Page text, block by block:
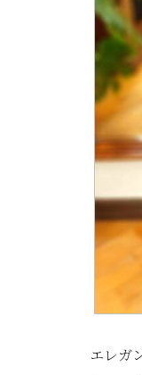
エレガ